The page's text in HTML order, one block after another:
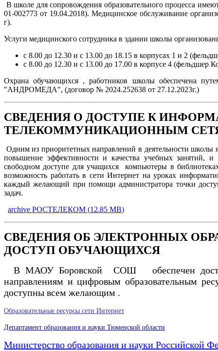
В школе для сопровождения образовательного процесса
01-002773 от 19.04.2018). Медицинское обслуживание
г).
Услуги медицинского сотрудника в здании школы
с 8.00 до 12.30 и с 13.00 до 18.15 в корпусах 1 и 2
с 8.00 до 12.30 и с 13.00 до 17.00 в корпусе 4 (фельдшер
Охрана обучающихся , работников школы обеспечена
"АНДРОМЕДА", (договор № 2024.252638 от 27.12.2023г.)
СВЕДЕНИЯ О ДОСТУПЕ К
ТЕЛЕКОММУНИКАЦИОННЫМ
Одним из приоритетных направлений в деятельности школы
повышение эффективности и качества учебных занятий,
свободном доступе для учащихся компьютеры в
возможность работать в сети Интернет на уроках
каждый желающий при помощи администратора точки
задач.
archive РОСТЕЛЕКОМ (12.85 MB)
СВЕДЕНИЯ ОБ ЭЛЕКТРОННЫХ
ДОСТУП ОБУЧАЮЩИХСЯ
В МАОУ Боровской СОШ обеспечен
направлениям и цифровым образовательным
доступны всем желающим .
Образовательные ресурсы сети Интернет
Департамент образования и науки Тюменской области
Министерство образования и науки Российской